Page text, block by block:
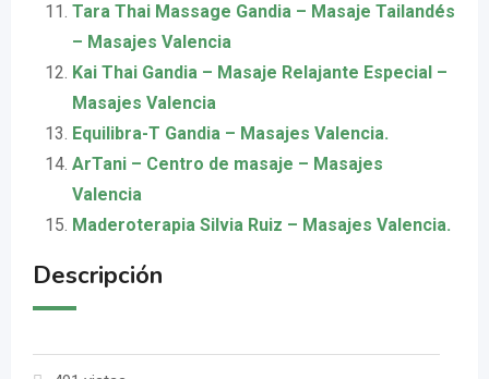
Tara Thai Massage Gandia – Masaje Tailandés
– Masajes Valencia
Kai Thai Gandia – Masaje Relajante Especial –
Masajes Valencia
Equilibra-T Gandia – Masajes Valencia.
ArTani – Centro de masaje – Masajes
Valencia
Maderoterapia Silvia Ruiz – Masajes Valencia.
Descripción